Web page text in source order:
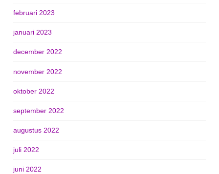
februari 2023
januari 2023
december 2022
november 2022
oktober 2022
september 2022
augustus 2022
juli 2022
juni 2022